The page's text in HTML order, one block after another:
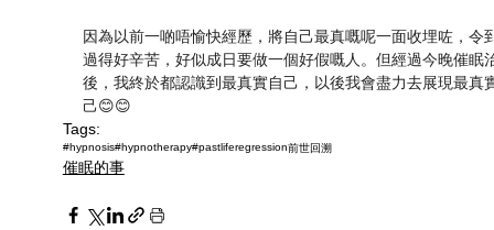
因為以前一啲唔愉快經歷，將自己最真嘅呢一面收埋咗，令
過得好辛苦，好似成日要做一個好假嘅人。但經過今晚催眠
後，我終於都認識到最真實自己，以後我會盡力去展現最真
己😊😊
Tags:
#hypnosis#hypnotherapy#pastliferegression前世回溯
催眠的事